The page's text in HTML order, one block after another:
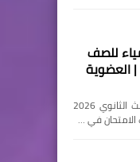
للصف
الثالث الثانوي 2026 PDF | العضوية
📘 تحميل كتاب الامتحان في الكيمياء للصف الثالث الثانوي 2026